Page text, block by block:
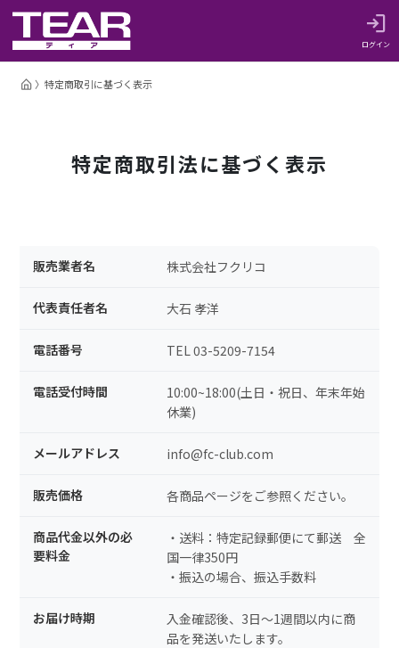
ログイン
特定商取引に基づく表示
特定商取引法に基づく表示
販売業者名 株式会社フクリコ
代表責任者名 大石 孝洋
電話番号 TEL 03-5209-7154
電話受付時間
10:00~18:00(土日・祝日、年末年始
休業)
メールアドレス info@fc-club.com
販売価格 各商品ページをご参照ください。
商品代金以外の必
要料金
・送料：特定記録郵便にて郵送 全
国一律350円
・振込の場合、振込手数料
お届け時期
入金確認後、3日～1週間以内に商
品を発送いたします。